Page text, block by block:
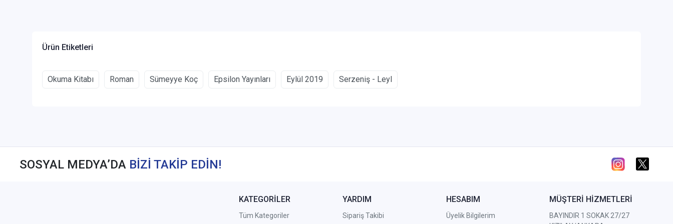
Ürün Etiketleri
Okuma Kitabı Roman Sümeyye Koç Epsilon Yayınları Eylül 2019 Serzeniş - Leyl
SOSYAL MEDYA’DA BİZİ TAKİP EDİN!
KATEGORİLER
Tüm Kategoriler
YARDIM
Sipariş Takibi
HESABIM
Üyelik Bilgilerim
MÜŞTERİ HİZMETLERİ
BAYINDIR 1 SOKAK 27/27